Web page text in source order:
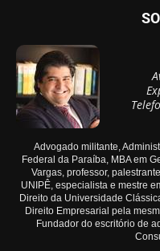
Advogado militante,
Federal da Paraíba, MBA em
Vargas, professor,
UNIPÊ, especialista e mestre
Direito da Universidade
Direito Empresarial pela
Fundador do escritório de